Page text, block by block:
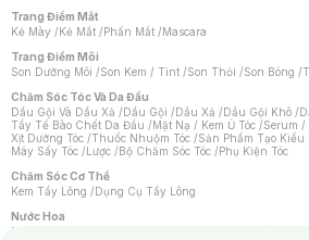
Trang Điểm Mắt
Kẻ Mày /Kẻ Mắt /Phấn Mắt /Mascara
Trang Điểm Môi
Son Dưỡng Môi /Son Kem / Tint /Son Thỏi /Son Bóng /
Chăm Sóc Tóc Và Da Đầu
Dầu Gội Và Dầu Xả /Dầu Gội /Dầu Xả /Dầu Gội Khô /
Tẩy Tế Bào Chết Da Đầu /Mặt Nạ / Kem Ủ Tóc /Serum /
Xịt Dưỡng Tóc /Thuốc Nhuộm Tóc /Sản Phẩm Tạo Kiểu
Máy Sấy Tóc /Lược /Bộ Chăm Sóc Tóc /Phụ Kiện Tóc
Chăm Sóc Cơ Thể
Kem Tẩy Lông /Dụng Cụ Tẩy Lông
Nước Hoa
Nước Hoa Nữ